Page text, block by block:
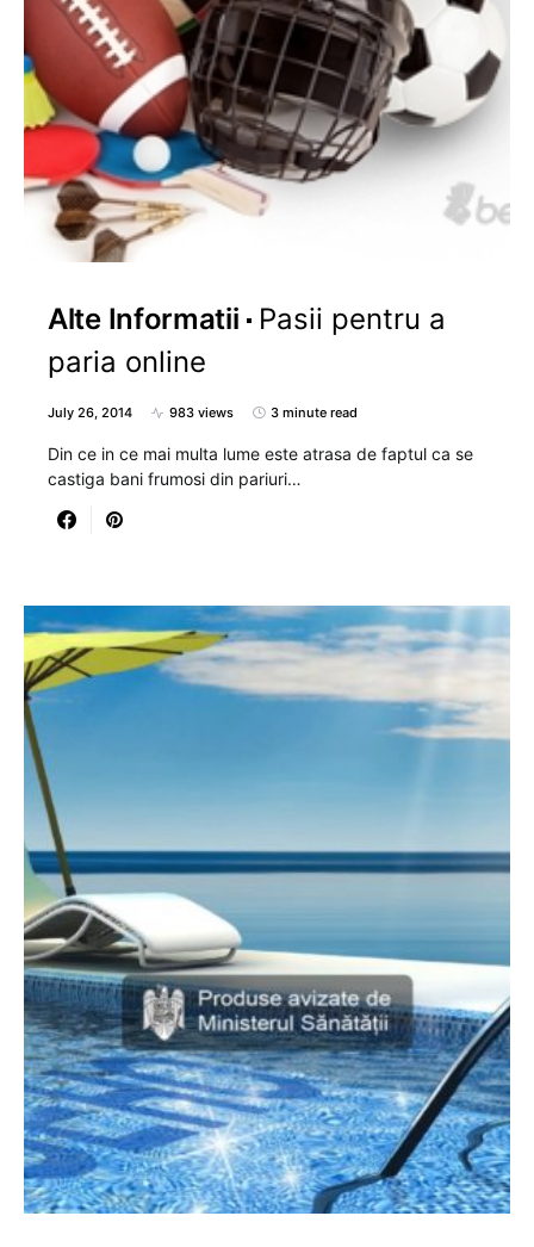
Alte Informatii
Pasii pentru a
paria online
July 26, 2014 983 views 3 minute read
Din ce in ce mai multa lume este atrasa de faptul ca se
castiga bani frumosi din pariuri…